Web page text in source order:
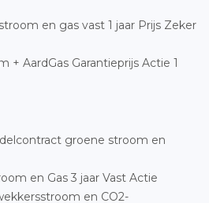
en gas vast 1 jaar Prijs Zeker
+ AardGas Garantieprijs Actie 1
groene stroom en
en Gas 3 jaar Vast Actie
en CO2-